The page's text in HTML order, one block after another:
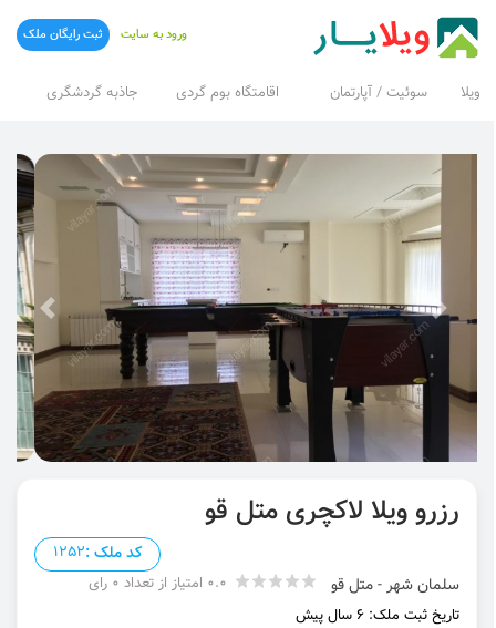
ویلا سوئیت / آپارتمان اقامتگاه بوم گردی جاذبه گردشگری
ورود به سایت ثبت رایگان ملک
رزرو ویلا لاکچری متل قو
کد ملک :1252
سلمان شهر - متل قو
0.0 امتیاز از تعداد 0 رای
تاریخ ثبت ملک: 6 سال پیش